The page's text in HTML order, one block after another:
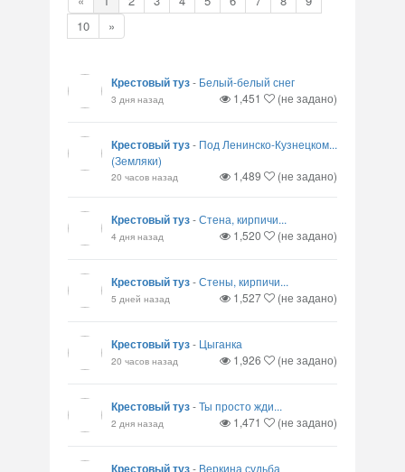
10
»
Крестовый туз- Белый-белый снег
3 дня назад 1,451 (не задано)
Крестовый туз- Под Ленинско-Кузнецком...
(Земляки)
20 часов назад 1,489 (не задано)
Крестовый туз-Стена, кирпичи...
4 дня назад 1,520 (не задано)
Крестовый туз-Стены, кирпичи...
5 дней назад 1,527 (не задано)
Крестовый туз- Цыганка
20 часов назад 1,926 (не задано)
Крестовый туз-Ты просто жди...
2 дня назад 1,471 (не задано)
Крестовый туз- Веркина судьба